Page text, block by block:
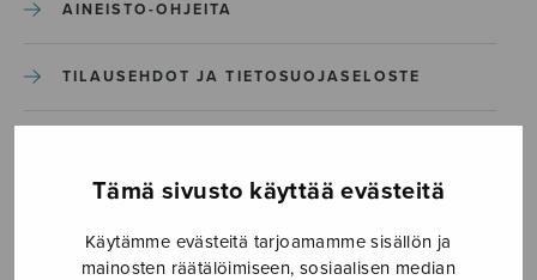
Tämä sivusto käyttää evästeitä
Käytämme evästeitä tarjoamamme sisällön ja
mainosten räätälöimiseen, sosiaalisen median
AINEISTO-OHJEITA
TILAUSEHDOT JA TIETOSUOJASELOSTE
Sulasol 2-26 kansi